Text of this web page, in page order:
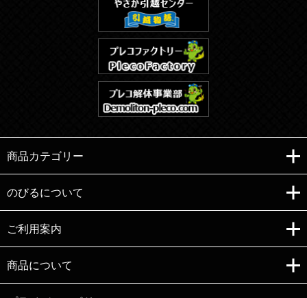
商品カテゴリー
のびるについて
ご利用案内
商品についてCopyright (C)e-nobiru All right reserved.